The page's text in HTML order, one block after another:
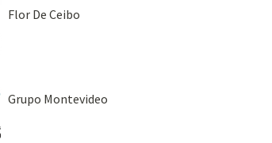
Flor De Ceibo
Grupo Montevideo